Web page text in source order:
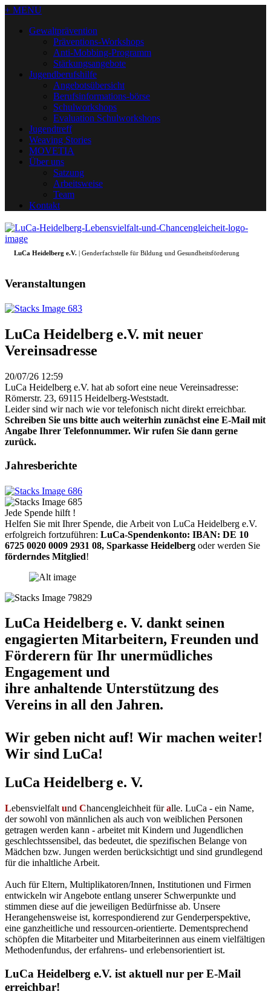
+ MENU
Gewaltprävention
Präventions-Workshops
Anti-Mobbing-Programm
Stärkungsangebote
Jugendberufshilfe
Angebotsübersicht
Berufsinformations-börse
Schulworkshops
Evaluation Schulworkshops
Jugendtreff
Weaving Stories
MOVETIA
Über uns
Satzung
Arbeitsweise
Team
Kontakt
LuCa Heidelberg e.V. | Genderfachstelle für Bildung und Gesundheitsförderung
Veranstaltungen
LuCa Heidelberg e.V. mit neuer
Vereinsadresse
20/07/26 12:59
LuCa Heidelberg e.V. hat ab sofort eine neue Vereinsadresse:
Römerstr. 23, 69115 Heidelberg-Weststadt.
Leider sind wir nach wie vor telefonisch nicht direkt erreichbar.
Schreiben Sie uns bitte auch weiterhin zunächst eine E-Mail mit
Angabe Ihrer Telefonnummer. Wir rufen Sie dann gerne
zurück.
Jahresberichte
Jede Spende hilft !
Helfen Sie mit Ihrer Spende, die Arbeit von LuCa Heidelberg e.V.
erfolgreich fortzuführen: LuCa-Spendenkonto: IBAN: DE 10
6725 0020 0009 2931 08, Sparkasse Heidelberg oder werden Sie
förderndes Mitglied!
LuCa Heidelberg e. V. dankt seinen
engagierten Mitarbeitern, Freunden und
Förderern für Ihr unermüdliches
Engagement und
ihre anhaltende Unterstützung des
Vereins in all den Jahren.
Wir geben nicht auf! Wir machen weiter!
Wir sind LuCa!
LuCa Heidelberg e. V.
Lebensvielfalt und Chancengleichheit füralle. LuCa - ein Name,
der sowohl von männlichen als auch von weiblichen Personen
getragen werden kann - arbeitet mit Kindern und Jugendlichen
geschlechtssensibel, das bedeutet, die spezifischen Belange von
Mädchen bzw. Jungen werden berücksichtigt und sind grundlegend
für die inhaltliche Arbeit.
Auch für Eltern, Multiplikatoren/Innen, Institutionen und Firmen
entwickeln wir Angebote entlang unserer Schwerpunkte und
stimmen diese auf die jeweiligen Bedürfnisse ab. Unsere
Herangehensweise ist, korrespondierend zur Genderperspektive,
eine ganzheitliche und ressourcen-orientierte. Dementsprechend
schöpfen die Mitarbeiter und Mitarbeiterinnen aus einem vielfältigen
Methodenfundus, der erfahrens- und erlebensorientiert ist.
LuCa Heidelberg e.V. ist aktuell nur per E-Mail
erreichbar!